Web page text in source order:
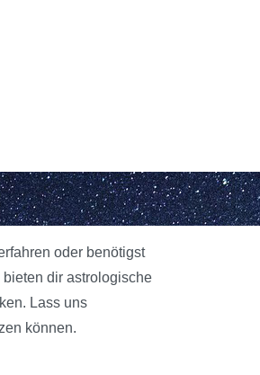
oder benötigst
dir astrologische
Lass uns
können.